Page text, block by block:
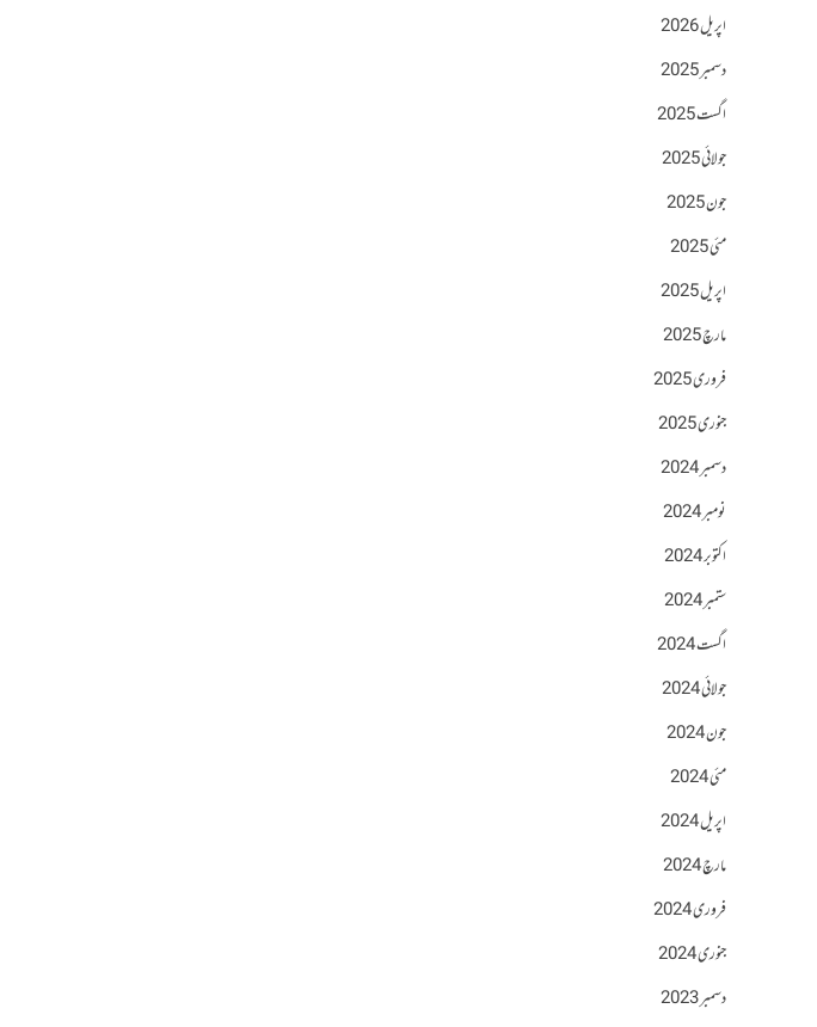
اپریل 2026
دسمبر 2025
اگست 2025
جولائی 2025
جون 2025
مئی 2025
اپریل 2025
مارچ 2025
فروری 2025
جنوری 2025
دسمبر 2024
نومبر 2024
اکتوبر 2024
ستمبر 2024
اگست 2024
جولائی 2024
جون 2024
مئی 2024
اپریل 2024
مارچ 2024
فروری 2024
جنوری 2024
دسمبر 2023